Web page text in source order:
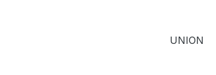
UNION